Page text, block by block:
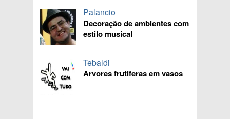
Palancio
Decoração de ambientes com
estilo musical
Tebaldi
Arvores frutiferas em vasos